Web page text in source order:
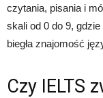
czytania, pisania i
skali od 0 do 9,
biegła znajomość
Czy IELTS